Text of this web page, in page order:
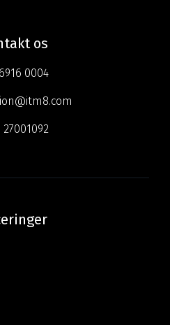
os
0004
27001092